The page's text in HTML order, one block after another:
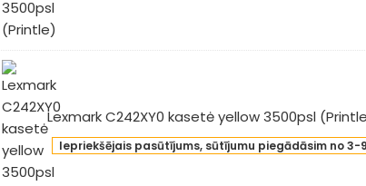
Lexmark C242XY0 kasetė yellow 3500psl
Iepriekšējais pasūtījums, sūtījumu piegādāsim no 3-